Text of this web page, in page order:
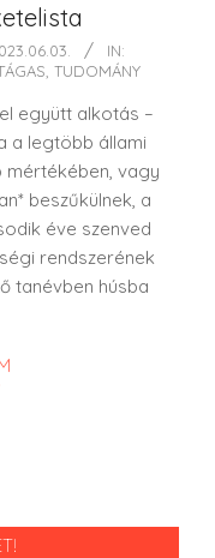
IN:
TUDOMÁNY
együtt alkotás –
a legtöbb állami
mértékében, vagy
beszűkülnek, a
éve szenved
rendszerének
tanévben húsba